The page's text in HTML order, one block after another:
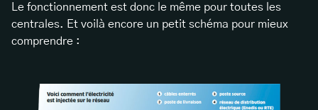
Le fonctionnement est donc le même pour toutes les
centrales. Et voilà encore un petit schéma pour mieux
comprendre :